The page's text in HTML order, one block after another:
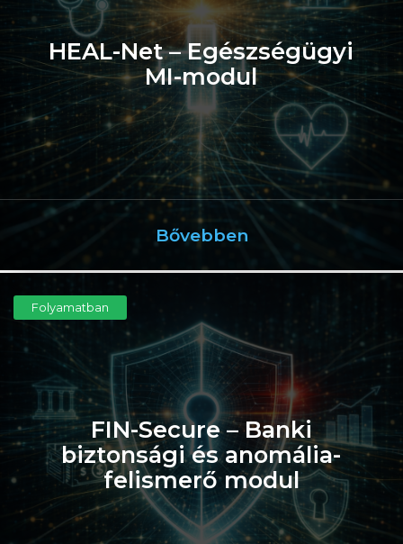
HEAL-Net – Egészségügyi
MI-modul
Bővebben
Folyamatban
FIN-Secure – Banki
biztonsági és anomália-
felismerő modul